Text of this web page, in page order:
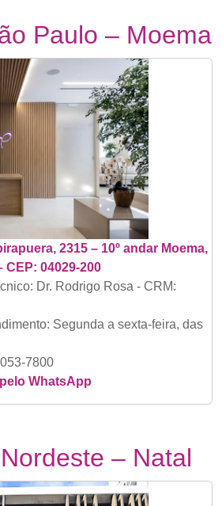
Paulo – Moema
2315 – 10º andar Moema,
CEP: 04029-200
Dr. Rodrigo Rosa - CRM:
Segunda a sexta-feira, das
7800
WhatsApp
– Natal